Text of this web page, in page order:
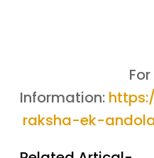
Information:
raksha-ek-